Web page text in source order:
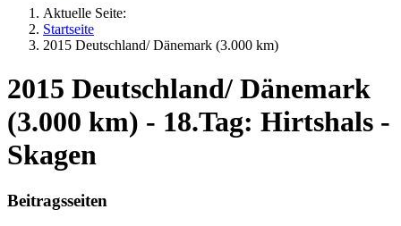
Aktuelle Seite:
Startseite
2015 Deutschland/ Dänemark (3.000 km)
2015 Deutschland/ Dänemark
(3.000 km) - 18.Tag: Hirtshals -
Skagen
Beitragsseiten